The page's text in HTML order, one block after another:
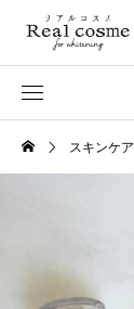
スキンケア